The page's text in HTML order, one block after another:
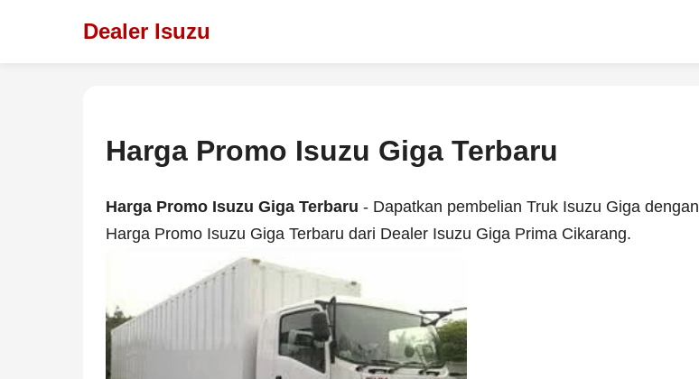
Dealer Isuzu
Harga Promo Isuzu Giga Terbaru
Harga Promo Isuzu Giga Terbaru - Dapatkan pembelian Truk Isuzu Giga dengan
Harga Promo Isuzu Giga Terbaru dari Dealer Isuzu Giga Prima Cikarang.